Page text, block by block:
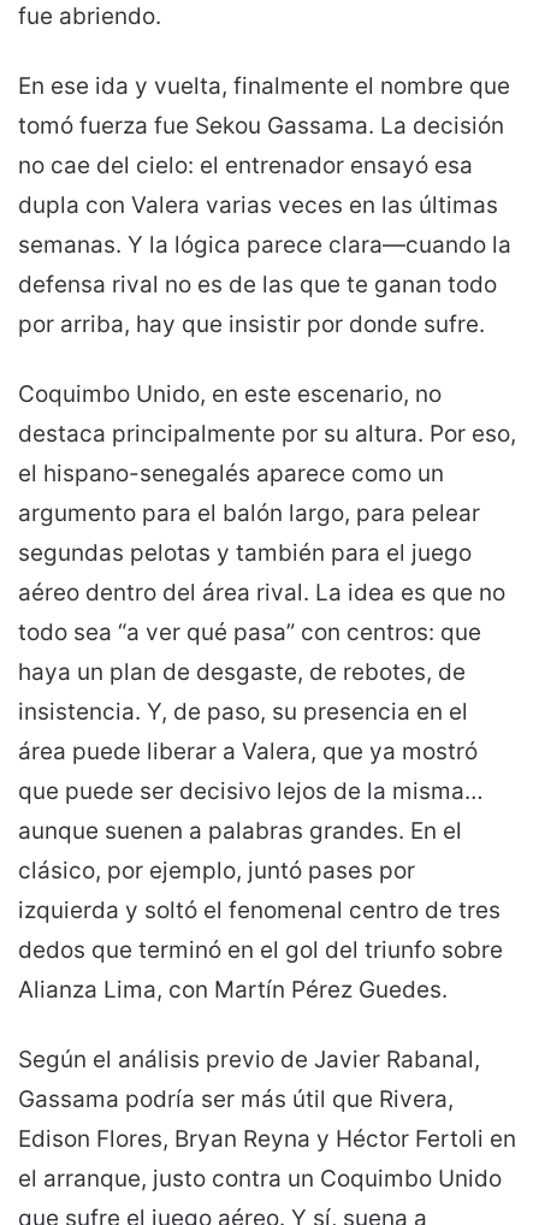
fue abriendo.
En ese ida y vuelta, finalmente el nombre que
tomó fuerza fue Sekou Gassama. La decisión
no cae del cielo: el entrenador ensayó esa
dupla con Valera varias veces en las últimas
semanas. Y la lógica parece clara—cuando la
defensa rival no es de las que te ganan todo
por arriba, hay que insistir por donde sufre.
Coquimbo Unido, en este escenario, no
destaca principalmente por su altura. Por eso,
el hispano-senegalés aparece como un
argumento para el balón largo, para pelear
segundas pelotas y también para el juego
aéreo dentro del área rival. La idea es que no
todo sea “a ver qué pasa” con centros: que
haya un plan de desgaste, de rebotes, de
insistencia. Y, de paso, su presencia en el
área puede liberar a Valera, que ya mostró
que puede ser decisivo lejos de la misma…
aunque suenen a palabras grandes. En el
clásico, por ejemplo, juntó pases por
izquierda y soltó el fenomenal centro de tres
dedos que terminó en el gol del triunfo sobre
Alianza Lima, con Martín Pérez Guedes.
Según el análisis previo de Javier Rabanal,
Gassama podría ser más útil que Rivera,
Edison Flores, Bryan Reyna y Héctor Fertoli en
el arranque, justo contra un Coquimbo Unido
que sufre el juego aéreo. Y sí, suena a